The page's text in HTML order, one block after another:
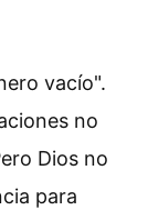
vacío".
no
Dios no
para